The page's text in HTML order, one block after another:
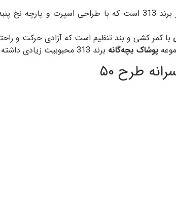
از مجموعه محصولات پرطرفدار برند 313 است که با
با کمر کشی و بند تنظیم است که آزادی حرکت و
پوشاک بچه‌گانه برند 313 محبوبیت زیادی داشته باشد.
طرح ۵۰